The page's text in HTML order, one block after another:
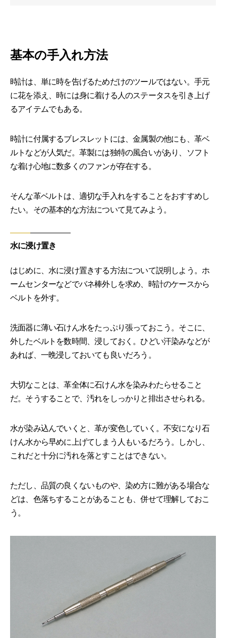
基本の手入れ方法
時計は、単に時を告げるためだけのツールではない。手元
に花を添え、時には身に着ける人のステータスを引き上げ
るアイテムでもある。
時計に付属するブレスレットには、金属製の他にも、革ベ
ルトなどが人気だ。革製には独特の風合いがあり、ソフト
な着け心地に数多くのファンが存在する。
そんな革ベルトは、適切な手入れをすることをおすすめし
たい。その基本的な方法について見てみよう。
水に浸け置き
はじめに、水に浸け置きする方法について説明しよう。ホ
ームセンターなどでバネ棒外しを求め、時計のケースから
ベルトを外す。
洗面器に薄い石けん水をたっぷり張っておこう。そこに、
外したベルトを数時間、浸しておく。ひどい汗染みなどが
あれば、一晩浸しておいても良いだろう。
大切なことは、革全体に石けん水を染みわたらせること
だ。そうすることで、汚れをしっかりと排出させられる。
水が染み込んでいくと、革が変色していく。不安になり石
けん水から早めに上げてしまう人もいるだろう。しかし、
これだと十分に汚れを落とすことはできない。
ただし、品質の良くないものや、染め方に難がある場合な
どは、色落ちすることがあることも、併せて理解しておこ
う。